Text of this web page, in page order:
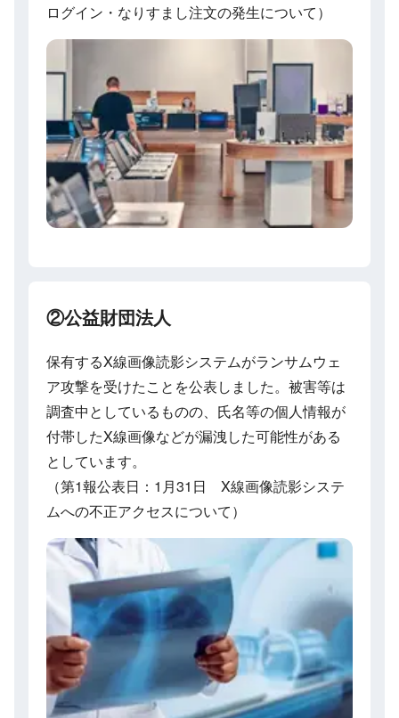
ログイン・なりすまし注文の発生について）
②公益財団法人
保有するX線画像読影システムがランサムウェ
ア攻撃を受けたことを公表しました。被害等は
調査中としているものの、氏名等の個人情報が
付帯したX線画像などが漏洩した可能性がある
としています。
（第1報公表日：1月31日 X線画像読影システ
ムへの不正アクセスについて）